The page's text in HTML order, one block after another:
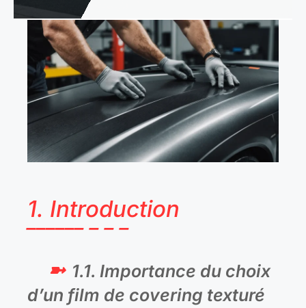
1. Introduction
1.1. Importance du choix
d’un film de covering texturé